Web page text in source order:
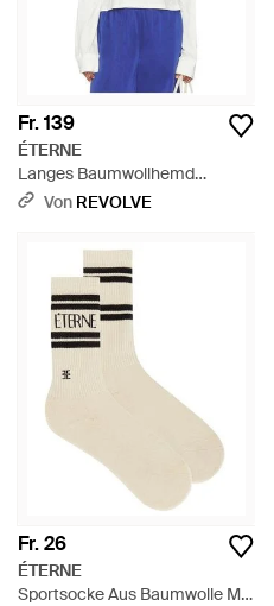
Fr. 139
ÉTERNE
Langes Baumwollhemd
Kastenförmiges T-Shirt Mit
Von REVOLVE
Fr. 26
ÉTERNE
Sportsocke Aus Baumwolle Mit